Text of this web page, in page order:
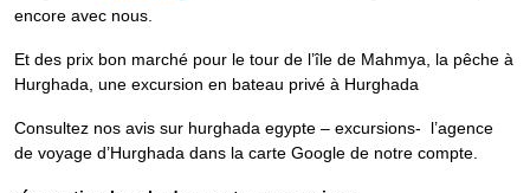
encore avec nous.
Et des prix bon marché pour le tour de l’île de Mahmya, la pêche à
Hurghada, une excursion en bateau privé à Hurghada
Consultez nos avis sur hurghada egypte – excursions- l’agence
de voyage d’Hurghada dans la carte Google de notre compte.